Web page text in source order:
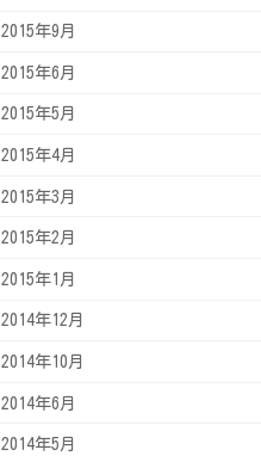
2015年9月
2015年6月
2015年5月
2015年4月
2015年3月
2015年2月
2015年1月
2014年12月
2014年10月
2014年6月
2014年5月